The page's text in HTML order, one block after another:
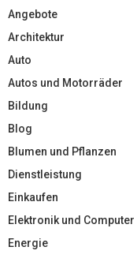
Angebote
Architektur
Auto
Autos und Motorräder
Bildung
Blog
Blumen und Pflanzen
Dienstleistung
Einkaufen
Elektronik und Computer
Energie